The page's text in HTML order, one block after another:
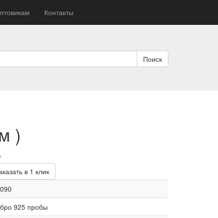
Контакты
Поиск
)
цена:
8
827 руб..
в 1 клик
925 пробы